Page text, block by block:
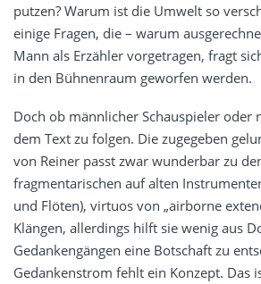
putzen? Warum ist die Umwelt so
einige Fragen, die – warum
Mann als Erzähler vorgetragen, fragt
in den Bühnenraum geworfen werden.
Doch ob männlicher Schauspieler oder
dem Text zu folgen. Die zugegeben
von Reiner passt zwar wunderbar zu
fragmentarischen auf alten
und Flöten), virtuos von „airborne
Klängen, allerdings hilft sie wenig aus
Gedankengängen eine Botschaft zu
Gedankenstrom fehlt ein Konzept. Das